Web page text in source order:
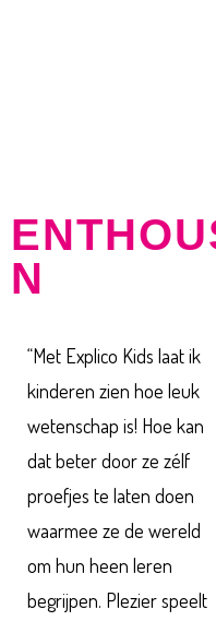
N
“Met Explico Kids laat ik
kinderen zien hoe leuk
wetenschap is! Hoe kan
dat beter door ze zélf
proefjes te laten doen
waarmee ze de wereld
om hun heen leren
begrijpen. Plezier speelt